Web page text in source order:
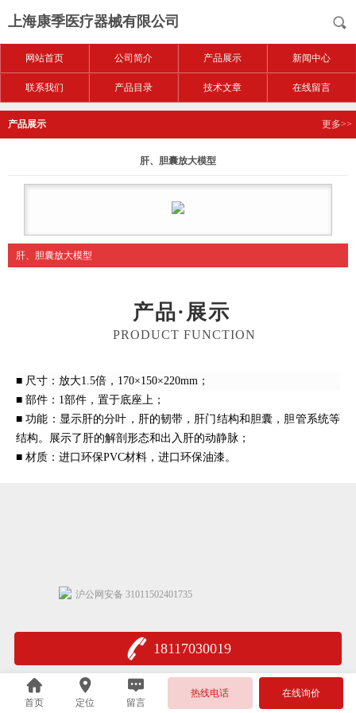
上海康季医疗器械有限公司
网站首页 公司简介 产品展示 新闻中心
联系我们 产品目录 技术文章 在线留言
产品展示 更多>>
肝、胆囊放大模型
肝、胆囊放大模型
产品·展示
PRODUCT FUNCTION
■ 尺寸：放大1.5倍 ，1 70×150×220mm；
■ 部件：1部件，置于底座上；
■ 功能：显示肝的分叶，肝的韧带，肝门结构和胆囊，胆管系统等
结构。展示了肝的解剖形态和出入肝的动静脉；
■ 材质：进口环保PVC材料，进口环保油漆。
18117030019
首页 定位 留言
热线电话 在线询价
沪公网安备 31011502401735